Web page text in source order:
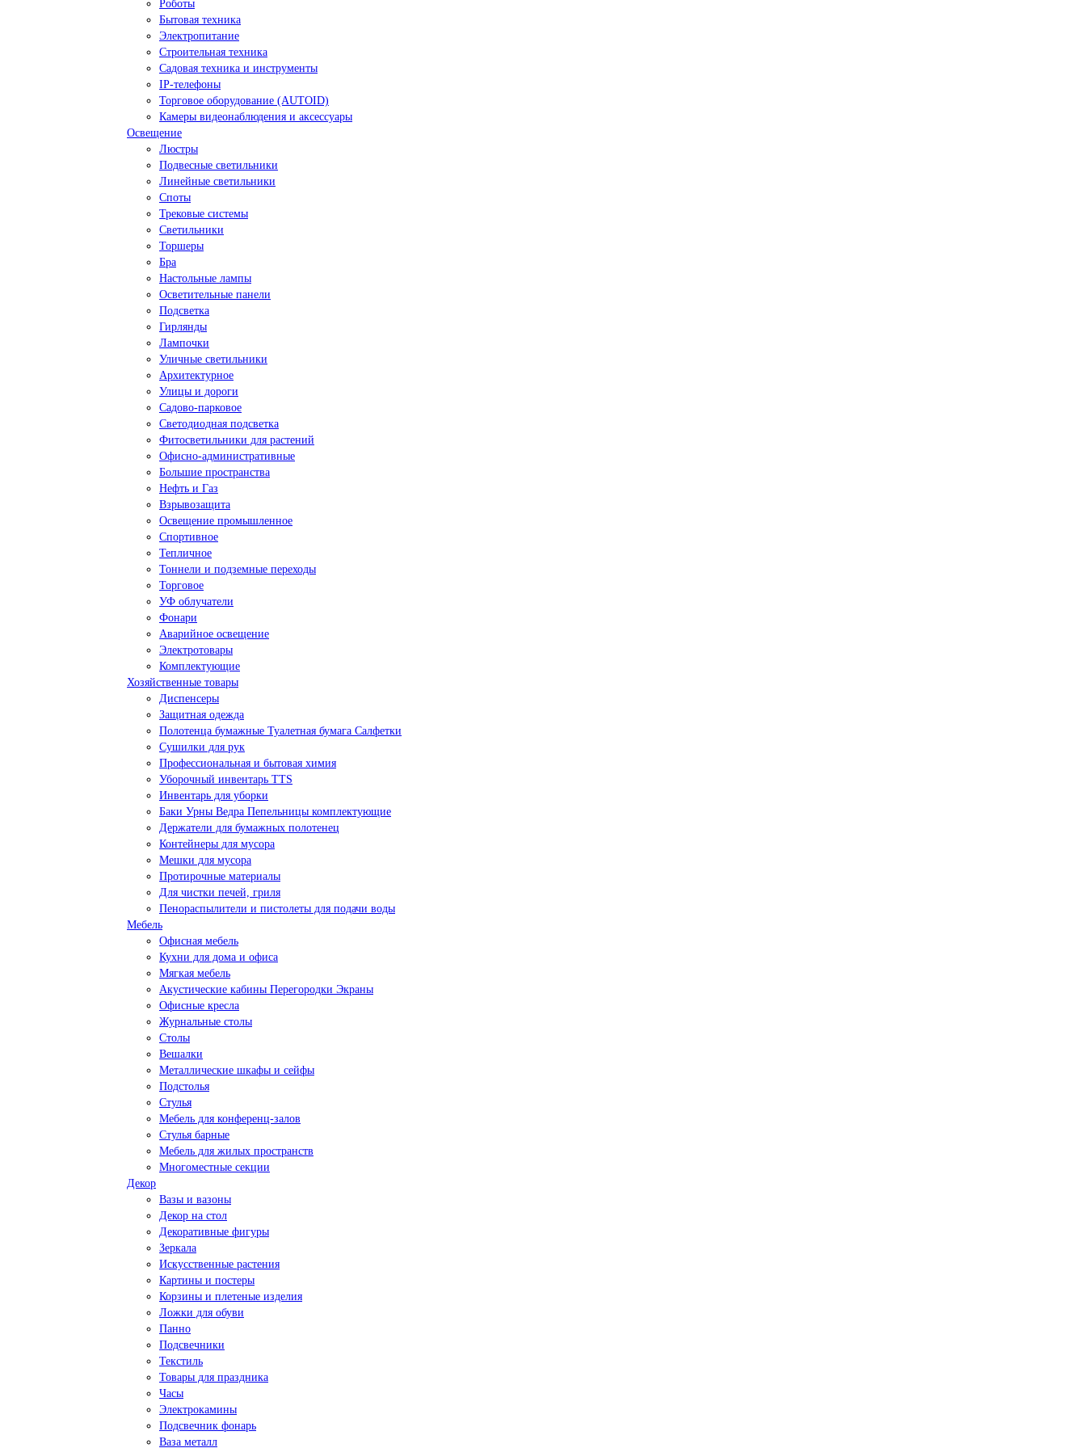
Роботы
Бытовая техника
Электропитание
Строительная техника
Садовая техника и инструменты
IP-телефоны
Торговое оборудование (AUTOID)
Камеры видеонаблюдения и аксессуары
Освещение
Люстры
Подвесные светильники
Линейные светильники
Споты
Трековые системы
Светильники
Торшеры
Бра
Настольные лампы
Осветительные панели
Подсветка
Гирлянды
Лампочки
Уличные светильники
Архитектурное
Улицы и дороги
Садово-парковое
Светодиодная подсветка
Фитосветильники для растений
Офисно-административные
Большие пространства
Нефть и Газ
Взрывозащита
Освещение промышленное
Спортивное
Тепличное
Тоннели и подземные переходы
Торговое
УФ облучатели
Фонари
Аварийное освещение
Электротовары
Комплектующие
Хозяйственные товары
Диспенсеры
Защитная одежда
Полотенца бумажные Туалетная бумага Салфетки
Сушилки для рук
Профессиональная и бытовая химия
Уборочный инвентарь TTS
Инвентарь для уборки
Баки Урны Ведра Пепельницы комплектующие
Держатели для бумажных полотенец
Контейнеры для мусора
Мешки для мусора
Протирочные материалы
Для чистки печей, гриля
Пенораспылители и пистолеты для подачи воды
Мебель
Офисная мебель
Кухни для дома и офиса
Мягкая мебель
Акустические кабины Перегородки Экраны
Офисные кресла
Журнальные столы
Столы
Вешалки
Металлические шкафы и сейфы
Подстолья
Стулья
Мебель для конференц-залов
Стулья барные
Мебель для жилых пространств
Многоместные секции
Декор
Вазы и вазоны
Декор на стол
Декоративные фигуры
Зеркала
Искусственные растения
Картины и постеры
Корзины и плетеные изделия
Ложки для обуви
Панно
Подсвечники
Текстиль
Товары для праздника
Часы
Электрокамины
Подсвечник фонарь
Ваза металл